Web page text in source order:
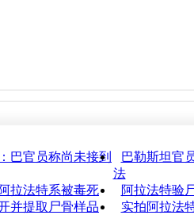
巴官员称尚未接到
巴勒斯坦官
法
拉法特系被毒死
阿拉法特验
并提取尸骨样品
实拍阿拉法